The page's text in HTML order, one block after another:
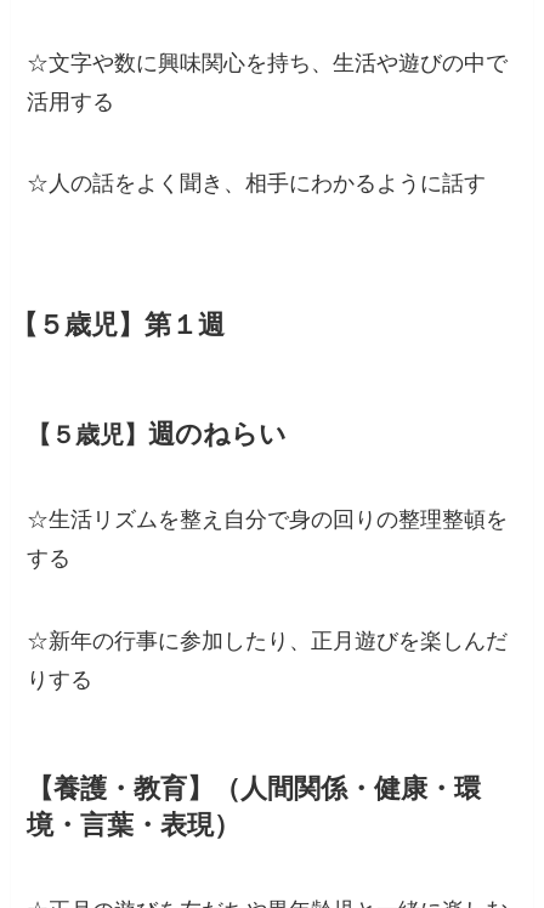
☆文字や数に興味関心を持ち、生活や遊びの中で
活用する
☆人の話をよく聞き、相手にわかるように話す
【５歳児】 第１週
【５歳児】週のねらい
☆生活リズムを整え自分で身の回りの整理整頓を
する
☆新年の行事に参加したり、正月遊びを楽しんだ
りする
【養護・教育】（人間関係・健康・環
境・言葉・表現）